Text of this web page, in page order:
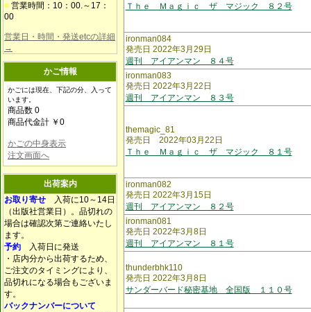
■ 営業時間：10：00.～17：
00
営業日・時間・発送etcの詳細
→
かご情報
かごには現在、下記の分、入って
います。
商品数 0
商品代金計 ￥0
かごの中身表示
注文画面へ
出荷案内
お取り寄せ 入荷に10～14日
（出版社営業日）。品切れの
場合は確認次第ご連絡いたし
ます。
予約 入荷日に発送
・店内分から出荷するため、
ご注文のタイミングにより、
品切れになる場合もございま
す。
バックナンバーについて
Ｔｈｅ Ｍａｇｉｃ ザ マジック ８２号
ironman084
発売日 2022年3月29日
週刊 アイアンマン ８４号
ironman083
発売日 2022年3月22日
週刊 アイアンマン ８３号
themagic_81
発売日 2022年03月22日
Ｔｈｅ Ｍａｇｉｃ ザ マジック ８１号
ironman082
発売日 2022年3月15日
週刊 アイアンマン ８２号
ironman081
発売日 2022年3月8日
週刊 アイアンマン ８１号
thunderbhk110
発売日 2022年3月8日
サンダーバード秘密基地 全国版 １１０号